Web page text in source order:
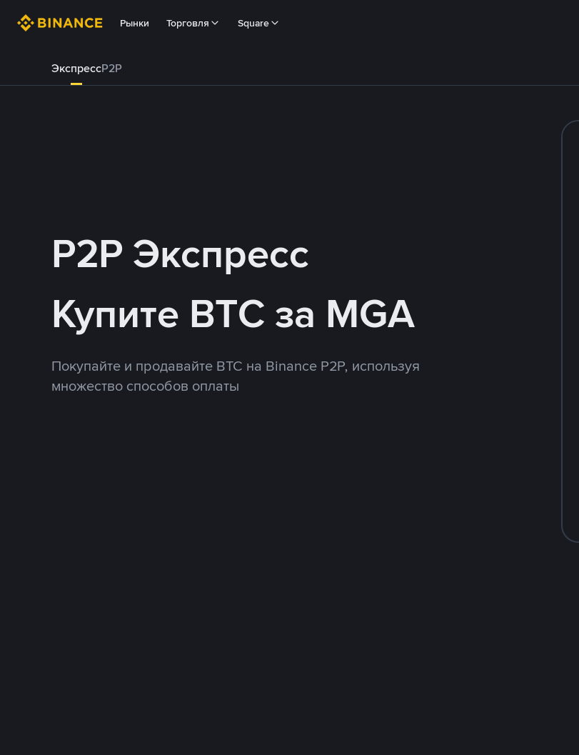
Рынки Торговля Square
ЭкспрессP2P
P2P Экспресс
Купите BTC за MGA
Покупайте и продавайте BTC на Binance P2P, используя
множество способов оплаты